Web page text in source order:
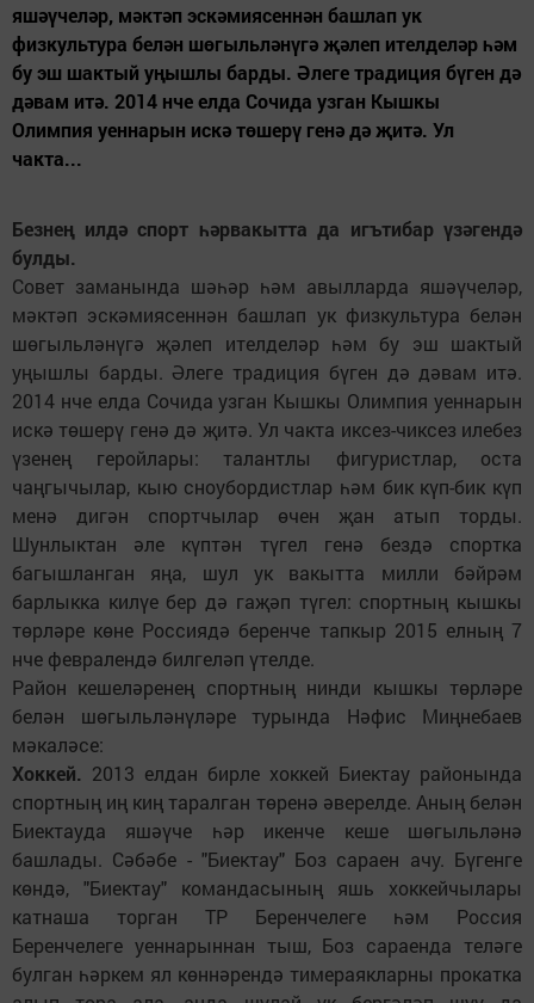
яшәүчеләр, мәктәп эскәмиясеннән башлап ук
физкультура белән шөгыльләнүгә җәлеп ителделәр һәм
бу эш шактый уңышлы барды. Әлеге традиция бүген дә
дәвам итә. 2014 нче елда Сочида узган Кышкы
Олимпия уеннарын искә төшерү генә дә җитә. Ул
чакта...
Безнең илдә спорт һәрвакытта да игътибар үзәгендә
булды.
Совет заманында шәһәр һәм авылларда яшәүчеләр,
мәктәп эскәмиясеннән башлап ук физкультура белән
шөгыльләнүгә җәлеп ителделәр һәм бу эш шактый
уңышлы барды. Әлеге традиция бүген дә дәвам итә.
2014 нче елда Сочида узган Кышкы Олимпия уеннарын
искә төшерү генә дә җитә. Ул чакта иксез-чиксез илебез
үзенең геройлары: талантлы фигуристлар, оста
чаңгычылар, кыю сноубордистлар һәм бик күп-бик күп
менә дигән спортчылар өчен җан атып торды.
Шунлыктан әле күптән түгел генә бездә спортка
багышланган яңа, шул ук вакытта милли бәйрәм
барлыкка килүе бер дә гаҗәп түгел: спортның кышкы
төрләре көне Россиядә беренче тапкыр 2015 елның 7
нче февралендә билгеләп үтелде.
Район кешеләренең спортның нинди кышкы төрләре
белән шөгыльләнүләре турында Нәфис Миңнебаев
мәкаләсе:
Хоккей. 2013 елдан бирле хоккей Биектау районында
спортның иң киң таралган төренә әверелде. Аның белән
Биектауда яшәүче һәр икенче кеше шөгыльләнә
башлады. Сәбәбе - "Биектау" Боз сараен ачу. Бүгенге
көндә, "Биектау" командасының яшь хоккейчылары
катнаша торган ТР Беренчелеге һәм Россия
Беренчелеге уеннарыннан тыш, Боз сараенда теләге
булган һәркем ял көннәрендә тимераякларны прокатка